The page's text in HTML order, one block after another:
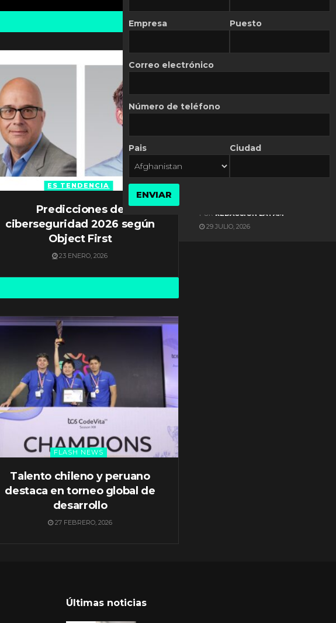
ES TENDENCIA
Predicciones de
ciberseguridad 2026 según
Object First
23 ENERO, 2026
FLASH NEWS
Talento chileno y peruano
destaca en torneo global de
desarrollo
27 FEBRERO, 2026
REDACCIÓN LATAM
ES NOTICIA
POR REDACCIÓN LATAM
29 JULIO, 2026
Últimas noticias
Empresa Puesto
Correo electrónico
Número de teléfono
Pais Ciudad
ENVIAR